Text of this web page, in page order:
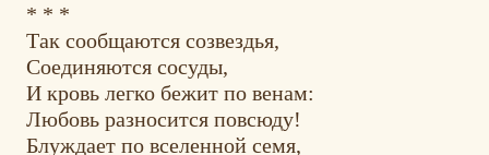
* * *
Так сообщаются созвездья,
Соединяются сосуды,
И кровь легко бежит по венам:
Любовь разносится повсюду!
Блуждает по вселенной семя,